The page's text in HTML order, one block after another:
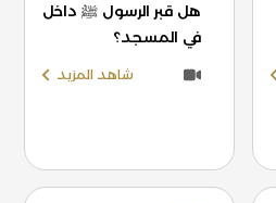
هل قبر الرسول ﷺ داخل
في المسجد؟
شاهد المزيد